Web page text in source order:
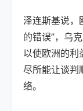
泽连斯基说，
的错误”，乌
以使欧洲的利
尽所能让谈判
络。